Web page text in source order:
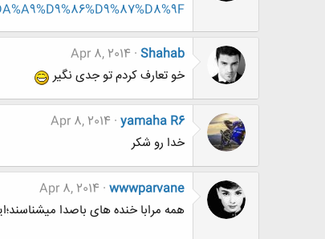
Shahab
Apr 8, 2014
خو تعارف کردم تو جدی نگیر
yamaha R6
Apr 8, 2014
خدا رو شکر
wwwparvane
Apr 8, 2014
همه مرابا خنده های باصدا